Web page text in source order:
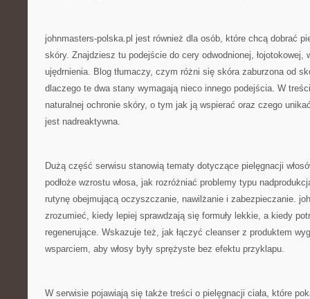
johnmasters-polska.pl jest również dla osób, które chcą dobrać
skóry. Znajdziesz tu podejście do cery odwodnionej, łojotokowej,
ujędrnienia. Blog tłumaczy, czym różni się skóra zaburzona od
dlaczego te dwa stany wymagają nieco innego podejścia. W
naturalnej ochronie skóry, o tym jak ją wspierać oraz czego
jest nadreaktywna.
Dużą część serwisu stanowią tematy dotyczące pielęgnacji
podłoże wzrostu włosa, jak rozróżniać problemy typu
rutynę obejmującą oczyszczanie, nawilżanie i zabezpieczanie.
zrozumieć, kiedy lepiej sprawdzają się formuły lekkie, a kiedy
regenerujące. Wskazuje też, jak łączyć cleanser z produktem
wsparciem, aby włosy były sprężyste bez efektu przyklapu.
W serwisie pojawiają się także treści o pielęgnacji ciała, które